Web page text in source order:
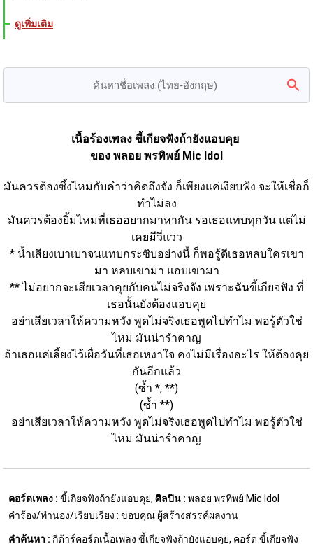
ดูเพิ่มเติม
เนื้อร้องเพลง ขี้เกียจฟังถ้ายังแอบคุย
ของ พลอย พรทิพย์ Mic Idol
มันควรต้องซึ้งไหมกับคำว่าคิดถึงจัง ก็เพียงแค่เงียบฟัง จะให้เชื่อก็
ทำไม่ลง
มันควรต้องยิ้มไหมที่เธออยากมาหากัน รอเธอแทบทุกวัน แต่ไม่
เคยมีวี่แวว
* น้ำเสียงเบาเบาจนแทบกระซิบอย่างนี้ ก็พอรู้ดีเธอหลบใครเขา
มา หลบเขามา แอบเขามา
** ไม่อยากจะเสียเวลาคุยกับคนไม่จริงจัง เพราะฉันขี้เกียจฟัง ที่
เธอนั้นยังต้องแอบคุย
อย่าเสียเวลาให้ความหวัง พูดไม่จริงเธอพูดไปทำไม พอรู้ตัวใช่
ไหม มันน่ารำคาญ
ถ้าเธอแค่เลี้ยงไว้เผื่อวันที่เธอเหงาใจ คงไม่มีเรื่องอะไร ให้ต้องคุย
กันอีกแล้ว
(ซ้ำ *, **)
(ซ้ำ **)
อย่าเสียเวลาให้ความหวัง พูดไม่จริงเธอพูดไปทำไม พอรู้ตัวใช่
ไหม มันน่ารำคาญ
คอร์ดเพลง : ขี้เกียจฟังถ้ายังแอบคุย, ศิลปิน : พลอย พรทิพย์ Mic Idol
คำร้อง/ทำนอง/เรียบเรียง : ขอบคุณ ผู้สร้างสรรค์ผลงาน
คำค้นหา : กีต้าร์คอร์ดเนื้อเพลง ขี้เกียจฟังถ้ายังแอบคุย, คอร์ด ขี้เกียจฟัง